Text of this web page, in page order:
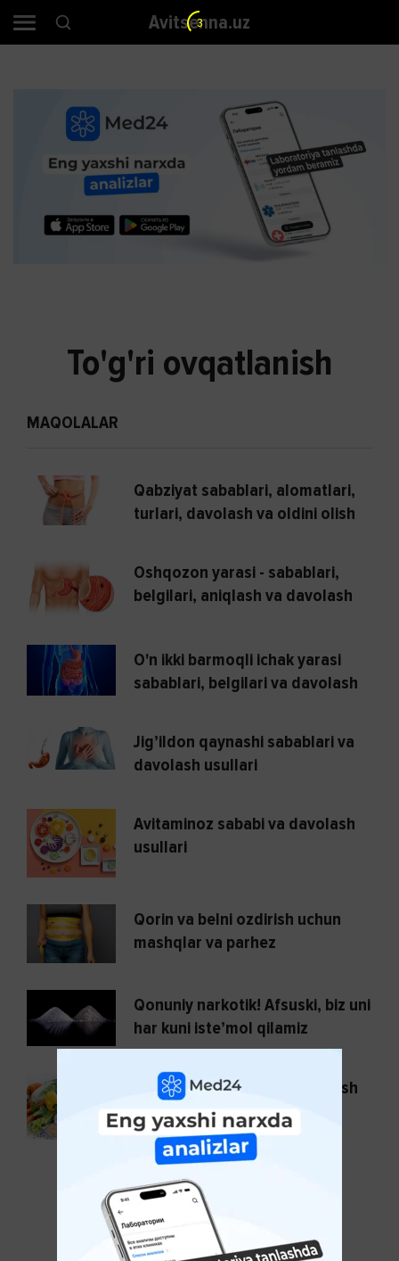
Avitsenna.uz
To'g'ri ovqatlanish
MAQOLALAR
Qabziyat sabablari, alomatlari,
turlari, davolash va oldini olish
Oshqozon yarasi - sabablari,
belgilari, aniqlash va davolash
O'n ikki barmoqli ichak yarasi
sabablari, belgilari va davolash
Jig’ildon qaynashi sabablari va
davolash usullari
Avitaminoz sababi va davolash
usullari
Qorin va belni ozdirish uchun
mashqlar va parhez
Qonuniy narkotik! Afsuski, biz uni
har kuni iste’mol qilamiz
Oqilona (ratsional) ovqatlanish
nima?
KO'PROQ KO'RSATISH
3